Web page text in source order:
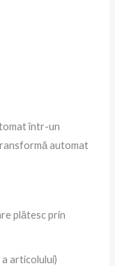
într-un
automat
plătesc prin
articolului)